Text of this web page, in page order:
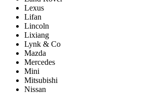
Lexus
Lifan
Lincoln
Lixiang
Lynk & Co
Mazda
Mercedes
Mini
Mitsubishi
Nissan